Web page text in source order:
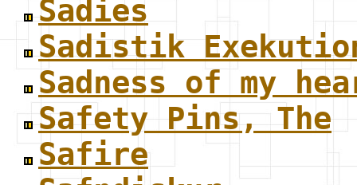
Sadies
Sadistik
Sadness of my
Safety Pins, The
Safire